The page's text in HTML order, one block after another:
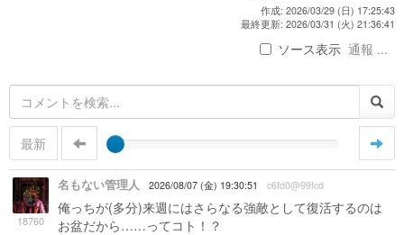
作成: 2026/03/29 (日) 17:25:43
最終更新: 2026/03/31 (火) 21:36:41
ソース表示 通報 ...
最新
18760
名もない管理人 2026/08/07 (金) 19:30:51 c6fd0@99fcd
俺っちが(多分)来週にはさらなる強敵として復活するのは
お盆だから……ってコト！？